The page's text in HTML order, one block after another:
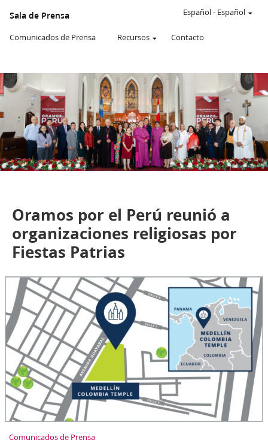
SITIO
WEB
oficial
de
de
JESUCRISTO
de
los
SANTOS
DE
LOS
ÚLTIMOS
DÍAS
Sala de Prensa
Comunicados de Prensa Recursos Contacto
Español- Español
Oramos por el Perú reunió a
organizaciones religiosas por
Fiestas Patrias
Comunicados de Prensa